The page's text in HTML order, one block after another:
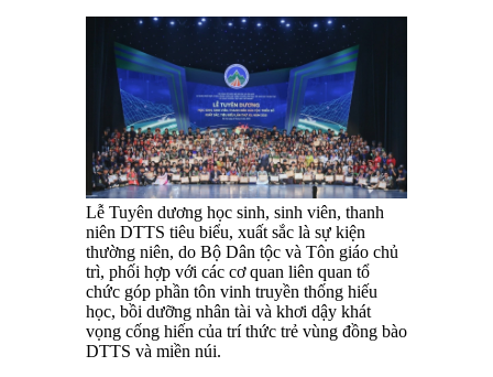
Lễ Tuyên dương học sinh, sinh viên, thanh
niên DTTS tiêu biểu, xuất sắc là sự kiện
thường niên, do Bộ Dân tộc và Tôn giáo chủ
trì, phối hợp với các cơ quan liên quan tổ
chức góp phần tôn vinh truyền thống hiếu
học, bồi dưỡng nhân tài và khơi dậy khát
vọng cống hiến của trí thức trẻ vùng đồng bào
DTTS và miền núi.